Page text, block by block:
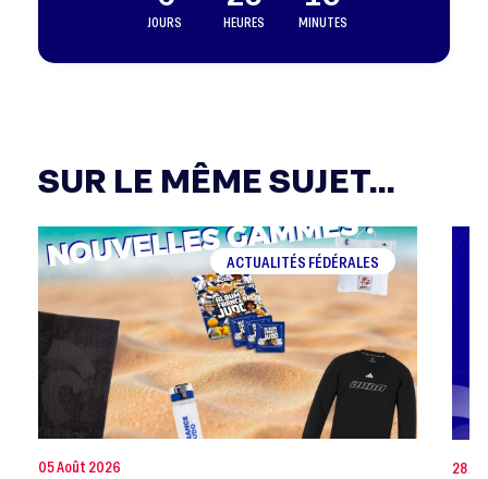
JOURS HEURES MINUTES
SUR LE MÊME SUJET...
ACTUALITÉS FÉDÉRALES
05 Août 2026 28